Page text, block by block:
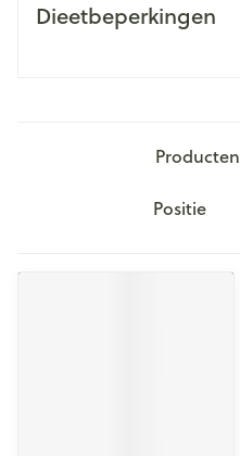
Dieetbeperkingen
Producten
Sorteer op: